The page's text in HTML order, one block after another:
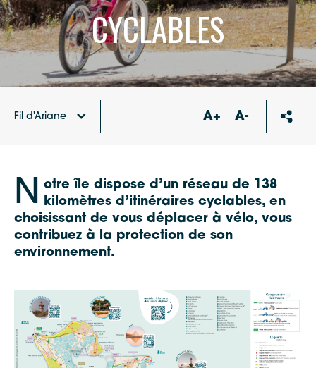
CYCLABLES
Fil d'Ariane A+ A-
N otre île dispose d’un réseau de 138
kilomètres d’itinéraires cyclables, en
choisissant de vous déplacer à vélo, vous
contribuez à la protection de son
environnement.